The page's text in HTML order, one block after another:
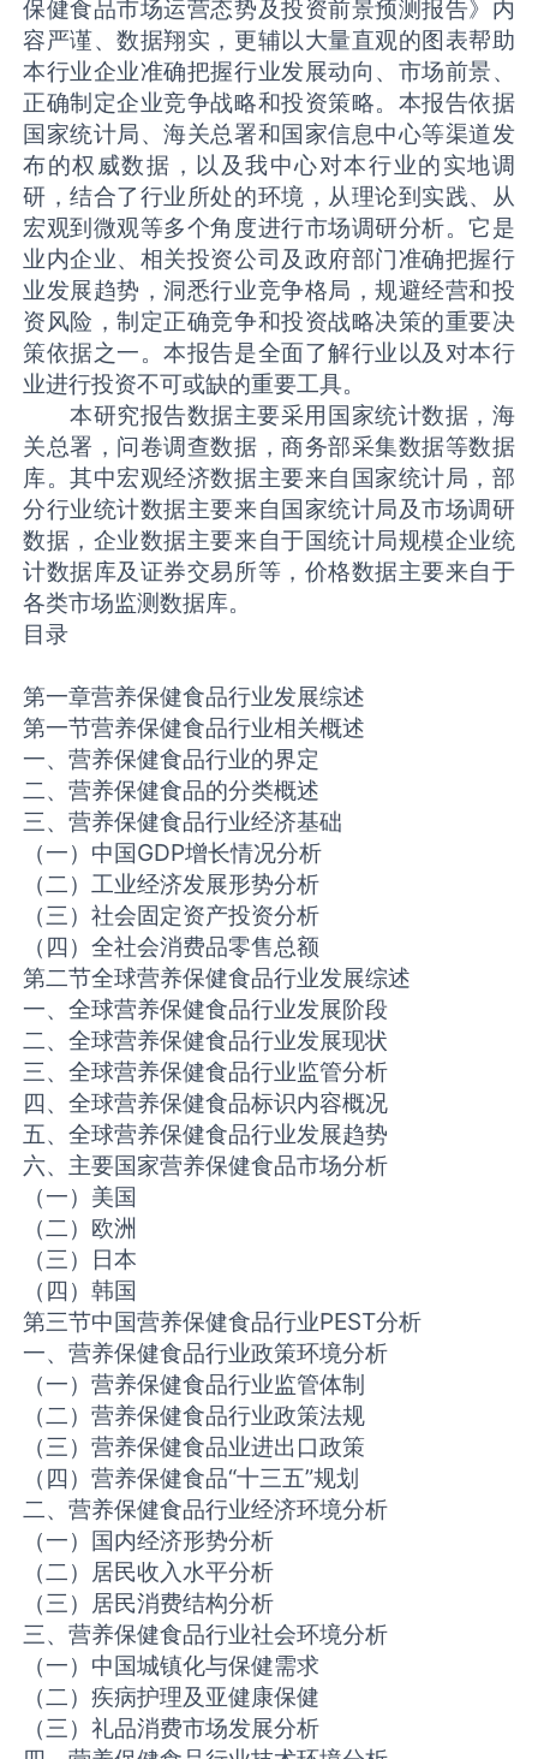
保健食品市场运营态势及投资前景预测报告》内
容严谨、数据翔实，更辅以大量直观的图表帮助
本行业企业准确把握行业发展动向、市场前景、
正确制定企业竞争战略和投资策略。本报告依据
国家统计局、海关总署和国家信息中心等渠道发
布的权威数据，以及我中心对本行业的实地调
研，结合了行业所处的环境，从理论到实践、从
宏观到微观等多个角度进行市场调研分析。它是
业内企业、相关投资公司及政府部门准确把握行
业发展趋势，洞悉行业竞争格局，规避经营和投
资风险，制定正确竞争和投资战略决策的重要决
策依据之一。本报告是全面了解行业以及对本行
业进行投资不可或缺的重要工具。
本研究报告数据主要采用国家统计数据，海
关总署，问卷调查数据，商务部采集数据等数据
库。其中宏观经济数据主要来自国家统计局，部
分行业统计数据主要来自国家统计局及市场调研
数据，企业数据主要来自于国统计局规模企业统
计数据库及证券交易所等，价格数据主要来自于
各类市场监测数据库。
目录
第一章营养保健食品行业发展综述
第一节营养保健食品行业相关概述
一、营养保健食品行业的界定
二、营养保健食品的分类概述
三、营养保健食品行业经济基础
（一）中国GDP增长情况分析
（二）工业经济发展形势分析
（三）社会固定资产投资分析
（四）全社会消费品零售总额
第二节全球营养保健食品行业发展综述
一、全球营养保健食品行业发展阶段
二、全球营养保健食品行业发展现状
三、全球营养保健食品行业监管分析
四、全球营养保健食品标识内容概况
五、全球营养保健食品行业发展趋势
六、主要国家营养保健食品市场分析
（一）美国
（二）欧洲
（三）日本
（四）韩国
第三节中国营养保健食品行业PEST分析
一、营养保健食品行业政策环境分析
（一）营养保健食品行业监管体制
（二）营养保健食品行业政策法规
（三）营养保健食品业进出口政策
（四）营养保健食品“十三五”规划
二、营养保健食品行业经济环境分析
（一）国内经济形势分析
（二）居民收入水平分析
（三）居民消费结构分析
三、营养保健食品行业社会环境分析
（一）中国城镇化与保健需求
（二）疾病护理及亚健康保健
（三）礼品消费市场发展分析